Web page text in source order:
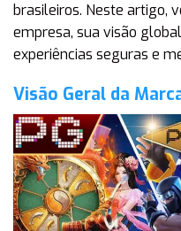
brasileiros. Neste artigo,
empresa, sua visão
experiências seguras e
Visão Geral da